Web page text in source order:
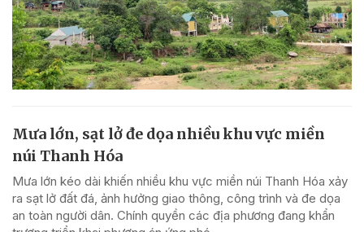
Mưa lớn, sạt lở đe dọa nhiều khu vực miền
núi Thanh Hóa
Mưa lớn kéo dài khiến nhiều khu vực miền núi Thanh Hóa xảy
ra sạt lở đất đá, ảnh hưởng giao thông, công trình và đe dọa
an toàn người dân. Chính quyền các địa phương đang khẩn